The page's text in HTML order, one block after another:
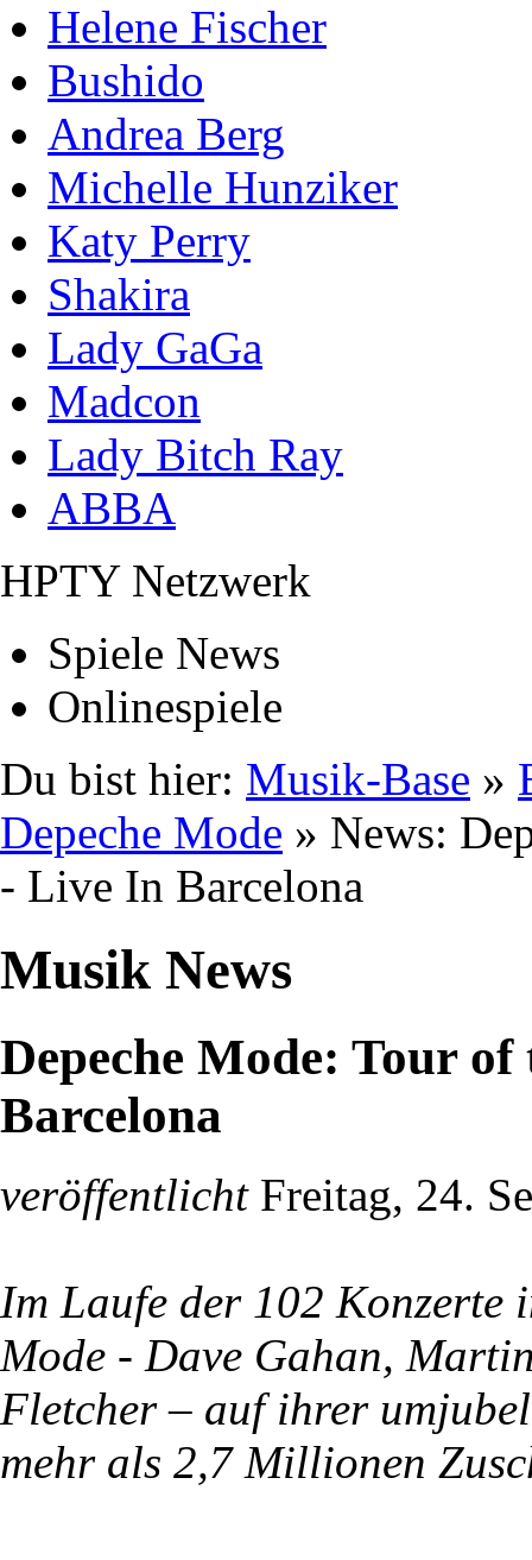
Helene Fischer
Bushido
Andrea Berg
Michelle Hunziker
Katy Perry
Shakira
Lady GaGa
Madcon
Lady Bitch Ray
ABBA
HPTY Netzwerk
Spiele News
Onlinespiele
Du bist hier: Musik-Base »
Depeche Mode » News:
- Live In Barcelona
Musik News
Depeche Mode: Tour
Barcelona
veröffentlichtFreitag, 24.
Im Laufe der 102 Konzerte
Mode - Dave Gahan,
Fletcher – auf ihrer
mehr als 2,7 Millionen